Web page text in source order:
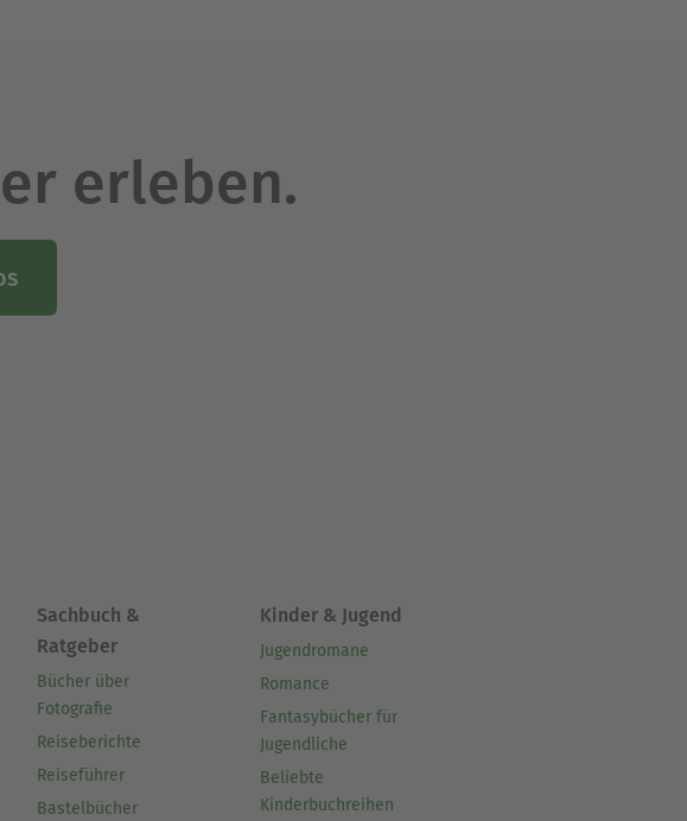
erleben.
Sachbuch &
Ratgeber
Bücher über
Fotografie
Reiseberichte
Reiseführer
Bastelbücher
Kinder & Jugend
Jugendromane
Romance
Fantasybücher für
Jugendliche
Beliebte
Kinderbuchreihen